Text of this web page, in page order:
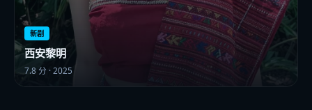
新剧
西安黎明
7.8 分 ·2025